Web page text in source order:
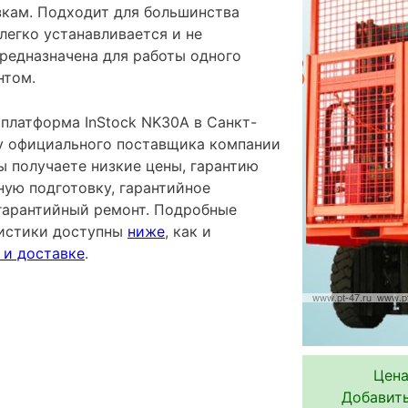
Подходит для большинства
устанавливается и не
для работы одного
InStock NK30A в Санкт-
официального поставщика компании
получаете низкие цены, гарантию
подготовку, гарантийное
ремонт. Подробные
доступны ниже, как и
и доставке.